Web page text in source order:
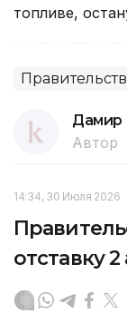
топливе,
Дамир
Автор
14:34, 30 Июля 2026
отставку 2